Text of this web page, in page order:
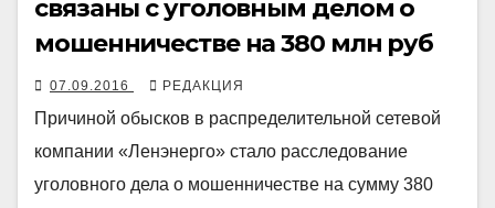
связаны с уголовным делом о
мошенничестве на 380 млн руб
07.09.2016 РЕДАКЦИЯ
Причиной обысков в распределительной сетевой
компании «Ленэнерго» стало расследование
уголовного дела о мошенничестве на сумму 380